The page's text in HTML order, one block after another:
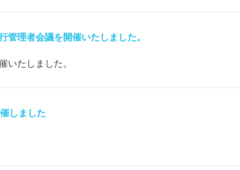
管理者会議を開催いたしました。
いたしました。
しました